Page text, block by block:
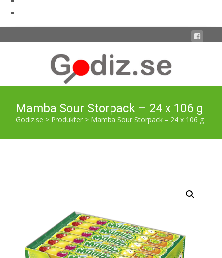
Mamba Sour Storpack – 24 x 106 g
Godiz.se > Produkter > Mamba Sour Storpack – 24 x 106 g